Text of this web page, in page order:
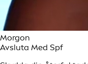
Morgon
Avsluta Med Spf